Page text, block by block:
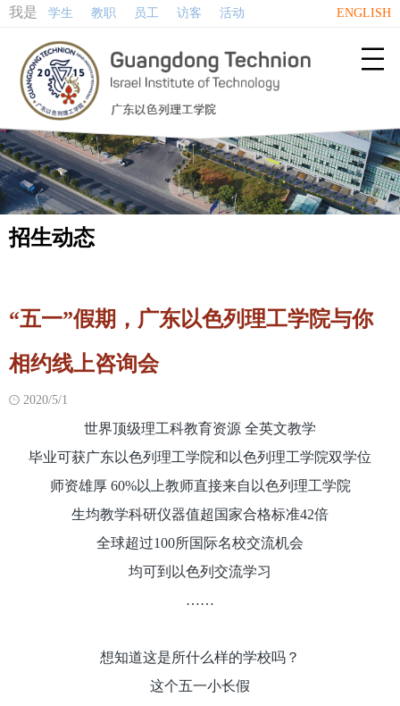
我是 学生 教职 员工 访客 活动 ENGLISH

招生动态
“五一”假期，广东以色列理工学院与你
相约线上咨询会
 2020/5/1
世界顶级理工科教育资源 全英文教学
毕业可获广东以色列理工学院和以色列理工学院双学位
师资雄厚 60%以上教师直接来自以色列理工学院
生均教学科研仪器值超国家合格标准42倍
全球超过100所国际名校交流机会
均可到以色列交流学习
……
想知道这是所什么样的学校吗？
这个五一小长假